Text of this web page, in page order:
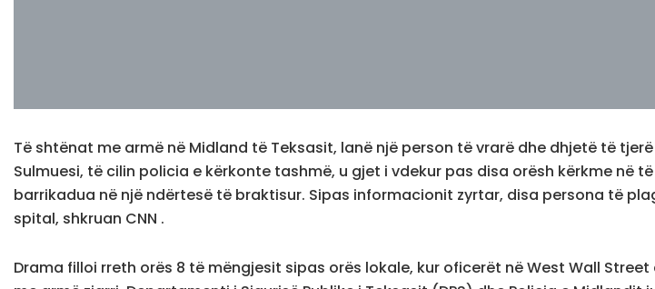
Të shtënat me armë në Midland të Teksasit, lanë një person të vrarë dhe dhjetë të
Sulmuesi, të cilin policia e kërkonte tashmë, u gjet i vdekur pas disa orësh kërkme në
barrikadua në një ndërtesë të braktisur. Sipas informacionit zyrtar, disa persona të
spital, shkruan CNN .
Drama filloi rreth orës 8 të mëngjesit sipas orës lokale, kur oficerët në West Wall